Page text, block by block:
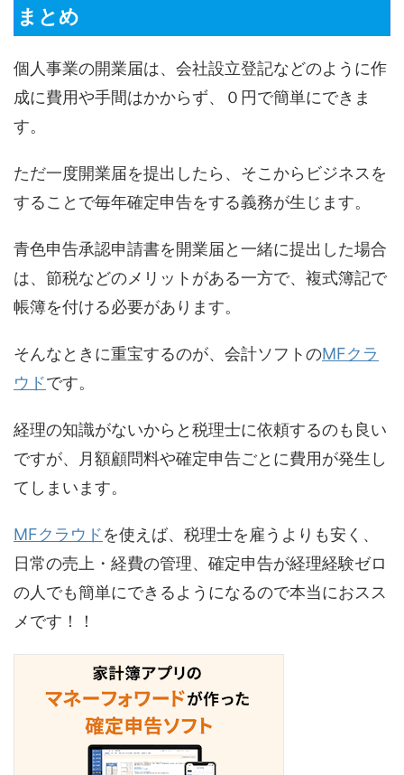
まとめ
個人事業の開業届は、会社設立登記などのように作
成に費用や手間はかからず、０円で簡単にできま
す。
ただ一度開業届を提出したら、そこからビジネスを
することで毎年確定申告をする義務が生じます。
青色申告承認申請書を開業届と一緒に提出した場合
は、節税などのメリットがある一方で、複式簿記で
帳簿を付ける必要があります。
そんなときに重宝するのが、会計ソフトのMFクラ
ウドです。
経理の知識がないからと税理士に依頼するのも良い
ですが、月額顧問料や確定申告ごとに費用が発生し
てしまいます。
MFクラウドを使えば、税理士を雇うよりも安く、
日常の売上・経費の管理、確定申告が経理経験ゼロ
の人でも簡単にできるようになるので本当におスス
メです！！